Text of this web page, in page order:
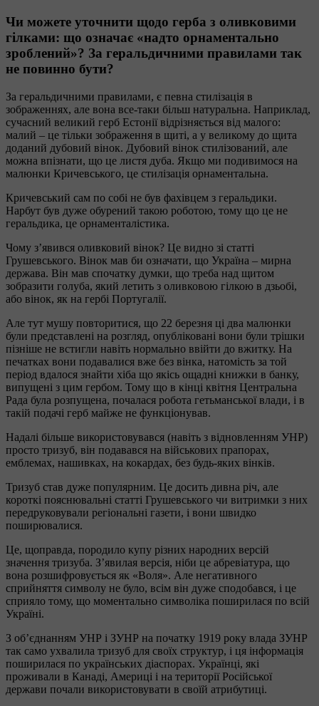
Чи можете уточнити щодо герба з оливковими
гілками: що означає «надто орнаментально
зроблений»? За геральдичними правилами так
не повинно бути?
За геральдичними правилами, є певна стилізація в
зображеннях, але вона все-таки більш натуральна. Наприклад,
сучасний великий герб Естонії відрізняється від малого:
малий – це тільки зображення в щиті, а у великому до щита
доданий дубовий вінок. Дубовий вінок стилізований, але
можна впізнати, що це листя дуба. Якщо ми подивимося на
малюнки Кричевського, це стилізація орнаментальна.
Кричевський сам по собі не був фахівцем з геральдики.
Нарбут був дуже обурений такою роботою, тому що це не
геральдика, це орнаменталістика.
Чому з’явився оливковий вінок? Це видно зі статті
Грушевського. Вінок мав би означати, що Україна – мирна
держава. Він мав спочатку думки, що треба над щитом
зобразити голуба, який летить з оливковою гілкою в дзьобі,
або вінок, як на гербі Португалії.
Але тут мушу повторитися, що 22 березня ці два малюнки
були представлені на розгляд, опубліковані вони були трішки
пізніше не встигли навіть нормально ввійти до вжитку. На
печатках вони подавалися вже без вінка, натомість за той
період вдалося знайти хіба що якісь ощадні книжки в банку,
випущені з цим гербом. Тому що в кінці квітня Центральна
Рада була розпущена, почалася робота гетьманської влади, і в
такій подачі герб майже не функціонував.
Надалі більше використовувався (навіть з відновленням УНР)
просто тризуб, він подавався на військових прапорах,
емблемах, нашивках, на кокардах, без будь-яких вінків.
Тризуб став дуже популярним. Це досить дивна річ, але
короткі пояснювальні статті Грушевського чи витримки з них
передруковували регіональні газети, і вони швидко
поширювалися.
Це, щоправда, породило купу різних народних версій
значення тризуба. З’явилая версія, ніби це абревіатура, що
вона розшифровується як «Воля». Але негативного
сприйняття символу не було, всім він дуже сподобався, і це
сприяло тому, що моментально символіка поширилася по всій
Україні.
З об’єднанням УНР і ЗУНР на початку 1919 року влада ЗУНР
так само ухвалила тризуб для своїх структур, і ця інформація
поширилася по українських діаспорах. Українці, які
проживали в Канаді, Америці і на території Російської
держави почали використовувати в своїй атрибутиці.